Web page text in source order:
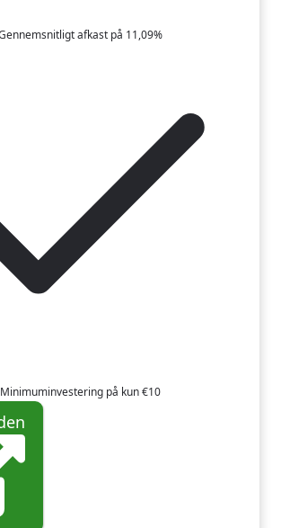
afkast på 11,09%
Minimuminvestering på kun €10